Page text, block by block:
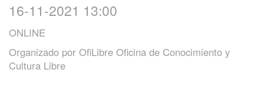
16-11-2021 13:00
ONLINE
Organizado por OfiLibre Oficina de Conocimiento y
Cultura Libre